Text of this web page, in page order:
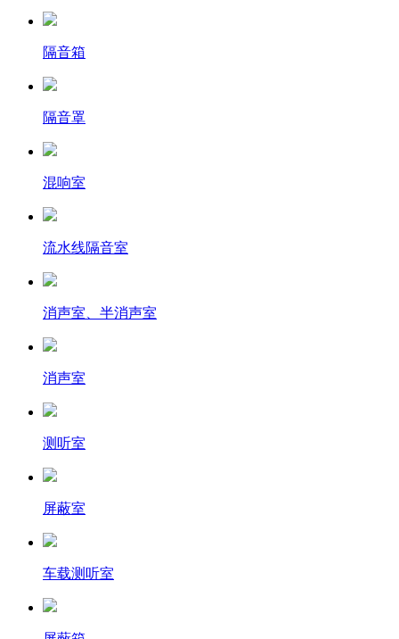
隔音箱
隔音罩
混响室
流水线隔音室
消声室、半消声室
消声室
测听室
屏蔽室
车载测听室